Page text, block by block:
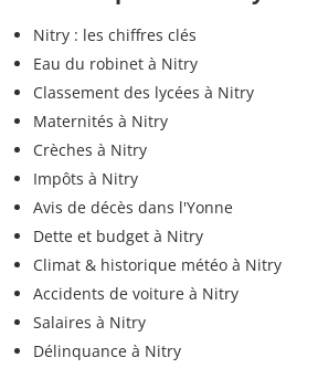
Nitry : les chiffres clés
Eau du robinet à Nitry
Classement des lycées à Nitry
Maternités à Nitry
Crèches à Nitry
Impôts à Nitry
Avis de décès dans l'Yonne
Dette et budget à Nitry
Climat & historique météo à Nitry
Accidents de voiture à Nitry
Salaires à Nitry
Délinquance à Nitry